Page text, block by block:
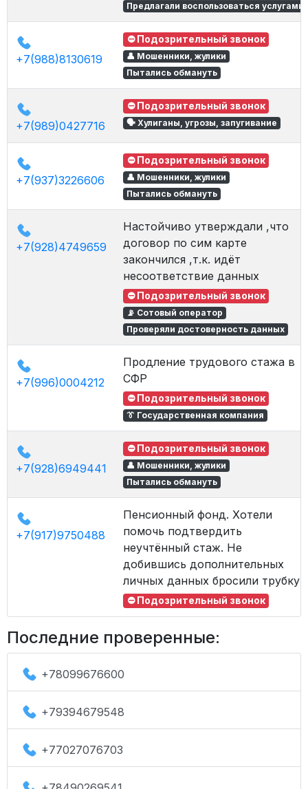
Предлагали воспользоваться услугами
+7(988)8130619
⛔ Подозрительный звонок
👤 Мошенники, жулики
Пытались обмануть
+7(989)0427716
⛔ Подозрительный звонок
🗣 Хулиганы, угрозы, запугивание
+7(937)3226606
⛔ Подозрительный звонок
👤 Мошенники, жулики
Пытались обмануть
+7(928)4749659
Настойчиво утверждали ,что
договор по сим карте
закончился ,т.к. идёт
несоответствие данных
⛔ Подозрительный звонок
📡 Сотовый оператор
Проверяли достоверность данных
+7(996)0004212
Продление трудового стажа в
СФР
⛔ Подозрительный звонок
👔 Государственная компания
+7(928)6949441
⛔ Подозрительный звонок
👤 Мошенники, жулики
Пытались обмануть
+7(917)9750488
Пенсионный фонд. Хотели
помочь подтвердить
неучтённый стаж. Не
добившись дополнительных
личных данных бросили трубку.
⛔ Подозрительный звонок
Последние проверенные:
+78099676600
+79394679548
+77027076703